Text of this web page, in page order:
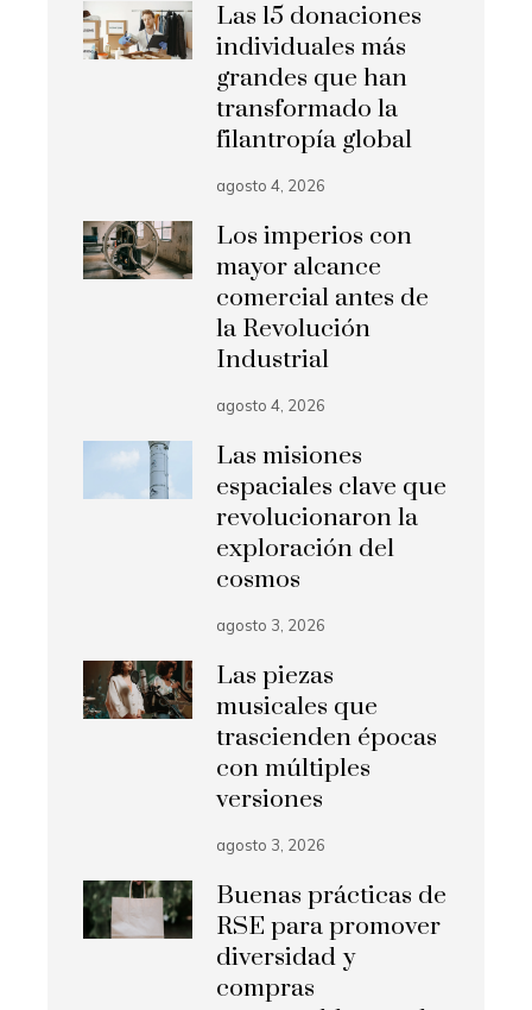
Las 15 donaciones
individuales más
grandes que han
transformado la
filantropía global
agosto 4, 2026
Los imperios con
mayor alcance
comercial antes de
la Revolución
Industrial
agosto 4, 2026
Las misiones
espaciales clave que
revolucionaron la
exploración del
cosmos
agosto 3, 2026
Las piezas
musicales que
trascienden épocas
con múltiples
versiones
agosto 3, 2026
Buenas prácticas de
RSE para promover
diversidad y
compras